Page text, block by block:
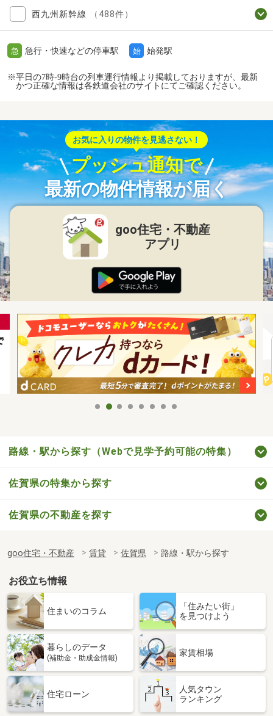
西九州新幹線 （488件）
急 急行・快速などの停車駅 始 始発駅
※平日の7時-9時台の列車運行情報より掲載しておりますが、最新
かつ正確な情報は各鉄道会社のサイトにてご確認ください。
お気に入りの物件を見逃さない！
プッシュ通知で
最新の物件情報が届く
goo住宅・不動産
アプリ
路線・駅から探す（Webで見学予約可能の特集）
佐賀県の特集から探す
佐賀県の不動産を探す
goo住宅・不動産 賃貸 佐賀県 路線・駅から探す
お役立ち情報
住まいのコラム
「住みたい街」
を見つけよう
暮らしのデータ
(補助金・助成金情報)
家賃相場
住宅ローン
人気タウン
ランキング